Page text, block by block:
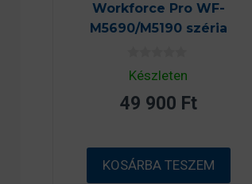
Workforce Pro WF-
M5690/M5190 széria
0
a
5
-
l
Készleten
49 900 Ft
KOSÁRBA TESZEM